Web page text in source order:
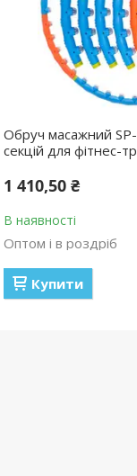
Обруч масажний
секцій для фітнес-
1 410,50 ₴
В наявності
Оптом і в роздріб
Купити